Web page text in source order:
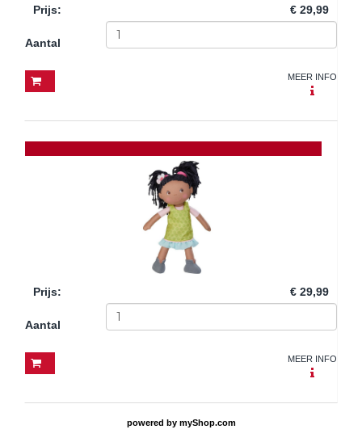
Prijs: € 29,99
Aantal
MEER INFO
Prijs: € 29,99
Aantal
MEER INFO
powered by myShop.com